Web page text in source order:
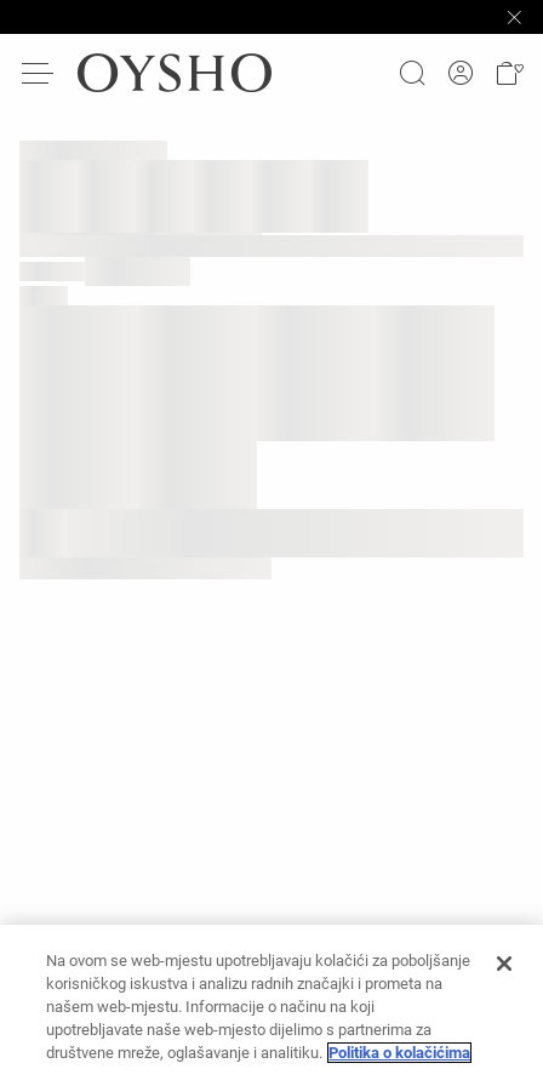
Na ovom se web-mjestu upotrebljavaju kolačići za poboljšanje
korisničkog iskustva i analizu radnih značajki i prometa na
našem web-mjestu. Informacije o načinu na koji
upotrebljavate naše web-mjesto dijelimo s partnerima za
društvene mreže, oglašavanje i analitiku. Politika o kolačićima